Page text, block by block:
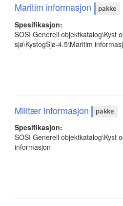
Maritim informasjon pakke
Spesifikasjon:
SOSI Generell objektkatalog\Kyst
sjø\KystogSjø-4.5\Maritim
Militær informasjon pakke
Spesifikasjon:
SOSI Generell objektkatalog\Kyst
informasjon